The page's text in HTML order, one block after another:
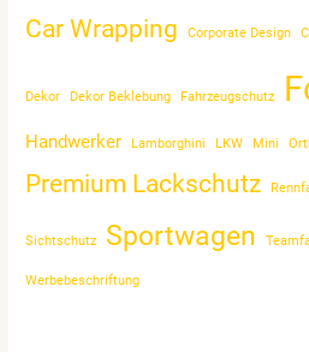
Car Wrapping Corporate Design
Dekor Dekor Beklebung Fahrzeugschutz
Handwerker Lamborghini LKW Mini
Premium Lackschutz
Sichtschutz Sportwagen
Werbebeschriftung